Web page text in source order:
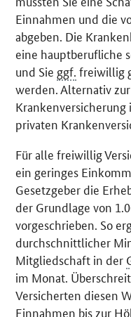
Einnahmen und die
abgeben. Die
eine hauptberufliche
und Sie ggf. freiwillig
werden. Alternativ
privaten
Für alle freiwillig
ein geringes
Gesetzgeber die
der Grundlage von
vorgeschrieben. So
durchschnittlicher
Mitgliedschaft in der
im Monat.
Versicherten diesen
Einnahmen bis zur